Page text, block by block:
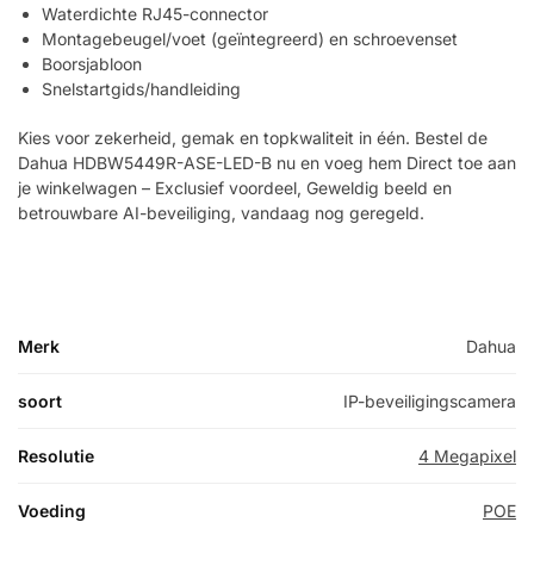
Waterdichte RJ45-connector
Montagebeugel/voet (geïntegreerd) en schroevenset
Boorsjabloon
Snelstartgids/handleiding
Kies voor zekerheid, gemak en topkwaliteit in één. Bestel de
Dahua HDBW5449R-ASE-LED-B nu en voeg hem Direct toe aan
je winkelwagen – Exclusief voordeel, Geweldig beeld en
betrouwbare AI-beveiliging, vandaag nog geregeld.
Merk Dahua
soort IP-beveiligingscamera
Resolutie 4 Megapixel
Voeding POE